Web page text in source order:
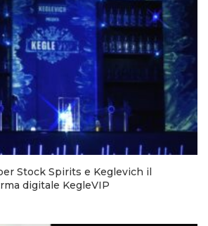
Stock Spirits e Keglevich il
digitale KegleVIP